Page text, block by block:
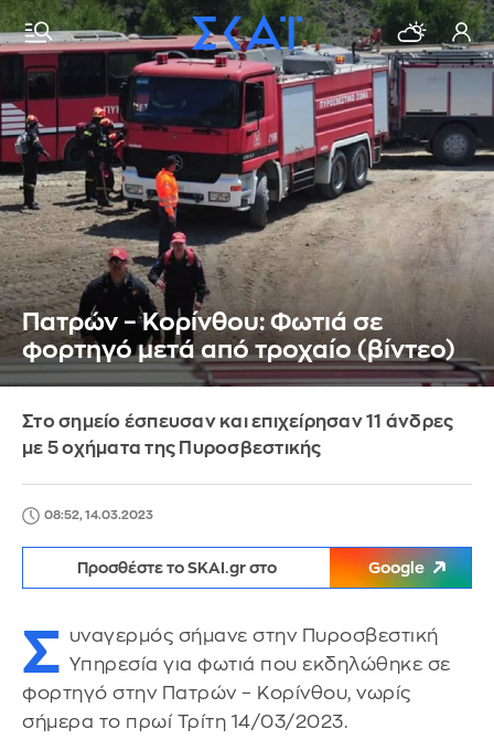
Πατρών – Κορίνθου: Φωτιά σε
φορτηγό μετά από τροχαίο (βίντεο)
Στο σημείο έσπευσαν και επιχείρησαν 11 άνδρες
με 5 οχήματα της Πυροσβεστικής
08:52, 14.03.2023
Προσθέστε το SKAI.gr στο Google
Σ υναγερμός σήμανε στην Πυροσβεστική
Υπηρεσία για φωτιά που εκδηλώθηκε σε
φορτηγό στην Πατρών – Κορίνθου, νωρίς
σήμερα το πρωί Τρίτη 14/03/2023.